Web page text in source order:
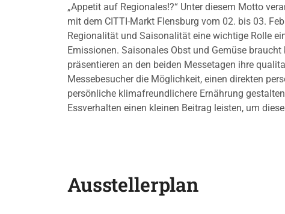
„Appetit auf Regionales!?“ Unter diesem Motto
mit dem CITTI-Markt Flensburg vom 02. bis 03.
Regionalität und Saisonalität eine wichtige Rolle
Emissionen. Saisonales Obst und Gemüse
präsentieren an den beiden Messetagen ihre
Messebesucher die Möglichkeit, einen direkten
persönliche klimafreundlichere Ernährung
Essverhalten einen kleinen Beitrag leisten, um
Ausstellerplan